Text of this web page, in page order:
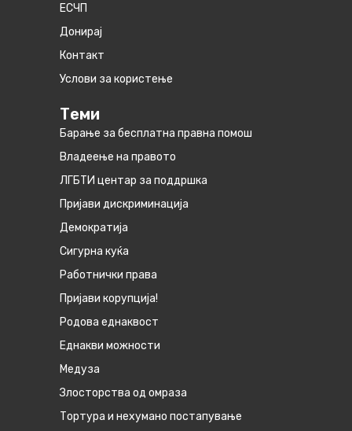
ЕСЧП
Донирај
Контакт
Услови за користење
Теми
Барање за бесплатна правна помош
Владеење на правото
ЛГБТИ центар за поддршка
Пријави дискриминација
Демократија
Сигурна куќа
Работнички права
Пријави корупција!
Родова еднаквост
Eднакви можности
Медуза
Злосторства од омраза
Тортура и нехумано постапување